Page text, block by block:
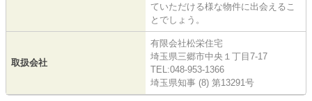
ていただける様な物件に出会えるこ
とでしょう。
取扱会社
有限会社松栄住宅
埼玉県三郷市中央１丁目7-17
TEL:048-953-1366
埼玉県知事 (8) 第13291号